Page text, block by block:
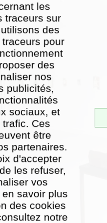
les
traceurs sur
des
pour
des
nos
publicités,
sociaux, et
Ces
être
partenaires.
d'accepter
les refuser,
vos
savoir plus
des cookies
notre